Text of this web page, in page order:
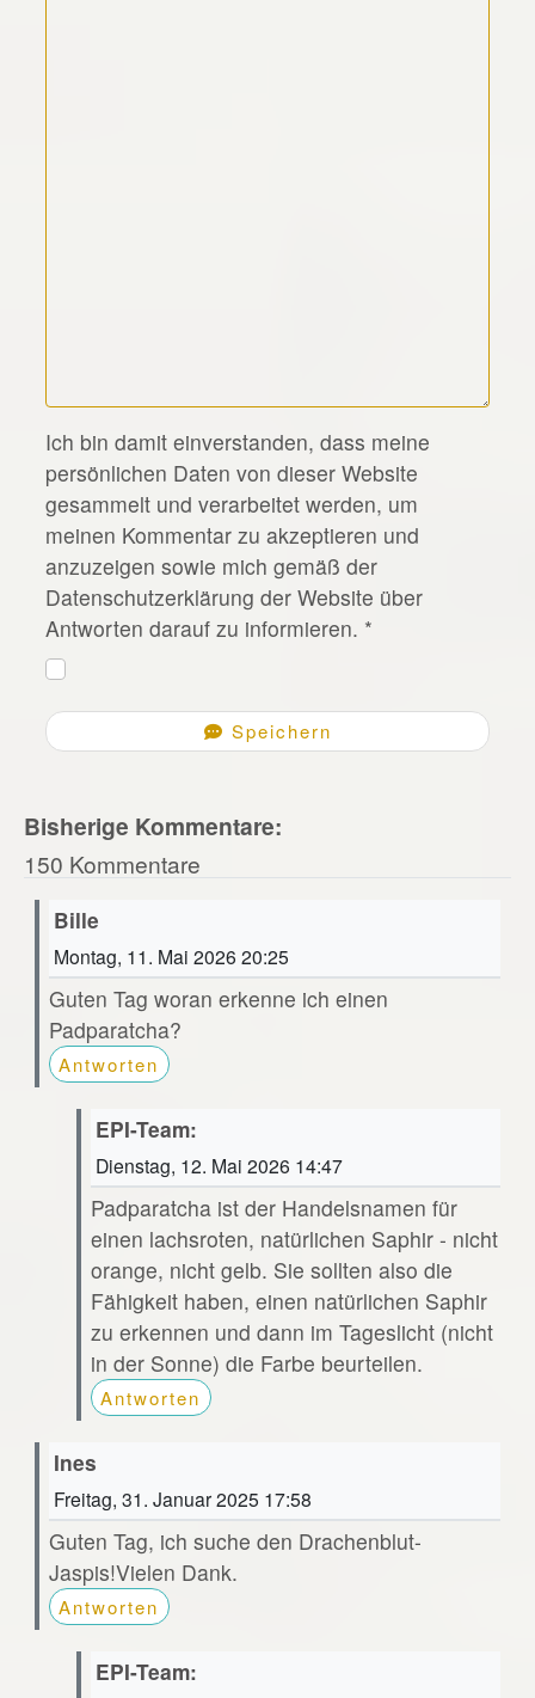
*
Ich bin damit einverstanden, dass meine
persönlichen Daten von dieser Website
gesammelt und verarbeitet werden, um
meinen Kommentar zu akzeptieren und
anzuzeigen sowie mich gemäß der
Datenschutzerklärung der Website über
Antworten darauf zu informieren. *
Speichern
Bisherige Kommentare:
150 Kommentare
Bille
Montag, 11. Mai 2026 20:25
Guten Tag woran erkenne ich einen
Padparatcha?
Antworten
EPI-Team:
Dienstag, 12. Mai 2026 14:47
Padparatcha ist der Handelsnamen für
einen lachsroten, natürlichen Saphir - nicht
orange, nicht gelb. Sie sollten also die
Fähigkeit haben, einen natürlichen Saphir
zu erkennen und dann im Tageslicht (nicht
in der Sonne) die Farbe beurteilen.
Antworten
Ines
Freitag, 31. Januar 2025 17:58
Guten Tag, ich suche den Drachenblut-
Jaspis!Vielen Dank.
Antworten
EPI-Team: